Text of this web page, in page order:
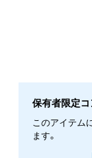
保有者限定コ
このアイテム
ます。